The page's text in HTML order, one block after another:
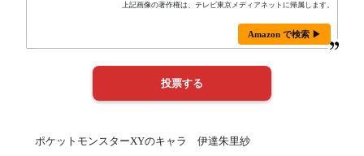
上記画像の著作権は、テレビ東京メディアネットに帰属します。
Amazon で検索 ▶
ポケットモンスターXYのキャラ 伊達朱里紗